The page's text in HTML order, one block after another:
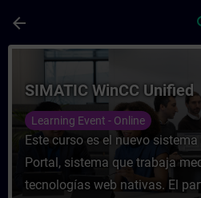
arrow_back
Course - SIMATIC
SIMATIC WinCC Unified
Learning Event - Online
Este curso es el nuevo
Portal, sistema que trabaja
tecnologías web nativas. El